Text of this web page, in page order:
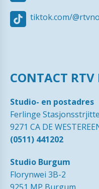
tiktok.com/
CONTACT RTV
Studio- en postadres
Ferlinge
9271 CA DE
(0511) 441202
Studio Burgum
Florynwei 3B-2